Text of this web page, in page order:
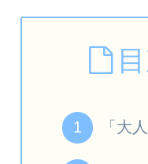
「大